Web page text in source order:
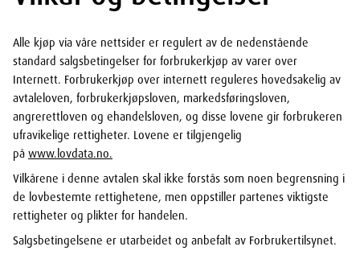
Alle kjøp via våre nettsider er regulert av de nedenstående
standard salgsbetingelser for forbrukerkjøp av varer over
Internett. Forbrukerkjøp over internett reguleres hovedsakelig av
avtaleloven, forbrukerkjøpsloven, markedsføringsloven,
angrerettloven og ehandelsloven, og disse lovene gir forbrukeren
ufravikelige rettigheter. Lovene er tilgjengelig
på www.lovdata.no.
Vilkårene i denne avtalen skal ikke forstås som noen begrensning i
de lovbestemte rettighetene, men oppstiller partenes viktigste
rettigheter og plikter for handelen.
Salgsbetingelsene er utarbeidet og anbefalt av Forbrukertilsynet.